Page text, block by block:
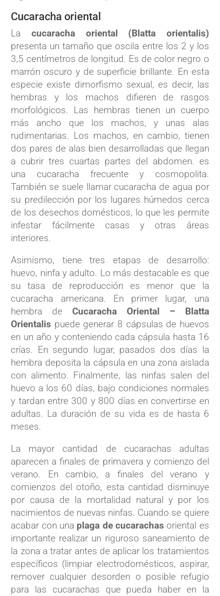
Cucaracha oriental
La cucaracha oriental (Blatta orientalis)
presenta un tamaño que oscila entre los 2 y los
3,5 centímetros de longitud. Es de color negro o
marrón oscuro y de superficie brillante. En esta
especie existe dimorfismo sexual, es decir, las
hembras y los machos difieren de rasgos
morfológicos. Las hembras tienen un cuerpo
más ancho que los machos, y unas alas
rudimentarias. Los machos, en cambio, tienen
dos pares de alas bien desarrolladas que llegan
a cubrir tres cuartas partes del abdomen. es
una cucaracha frecuente y cosmopolita.
También se suele llamar cucaracha de agua por
su predilección por los lugares húmedos cerca
de los desechos domésticos, lo que les permite
infestar fácilmente casas y otras áreas
interiores.
Asimismo, tiene tres etapas de desarrollo:
huevo, ninfa y adulto. Lo más destacable es que
su tasa de reproducción es menor que la
cucaracha americana. En primer lugar, una
hembra deCucaracha Oriental – Blatta
Orientalis puede generar 8 cápsulas de huevos
en un año y conteniendo cada cápsula hasta 16
crías. En segundo lugar, pasados dos días la
hembra deposita la cápsula en una zona aislada
con alimento. Finalmente, las ninfas salen del
huevo a los 60 días, bajo condiciones normales
y tardan entre 300 y 800 días en convertirse en
adultas. La duración de su vida es de hasta 6
meses.
La mayor cantidad de cucarachas adultas
aparecen a finales de primavera y comienzo del
verano. En cambio, a finales del verano y
comienzos del otoño, esta cantidad disminuye
por causa de la mortalidad natural y por los
nacimientos de nuevas ninfas. Cuando se quiere
acabar con una plaga de cucarachas oriental es
importante realizar un riguroso saneamiento de
la zona a tratar antes de aplicar los tratamientos
específicos (limpiar electrodomésticos, aspirar,
remover cualquier desorden o posible refugio
para las cucarachas que pueda haber en la